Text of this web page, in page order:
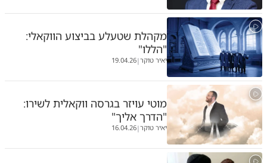
מקהלת שטעלע בביצוע הווקאלי:
"הללו"
יאיר טוקר|
19.04.26
מוטי עויזר בגרסה ווקאלית לשירו:
"הדרך אליך"
יאיר טוקר|
16.04.26